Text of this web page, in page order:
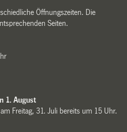
Öffnungszeiten. Die
Seiten.
1. August
Freitag, 31. Juli bereits um 15 Uhr.